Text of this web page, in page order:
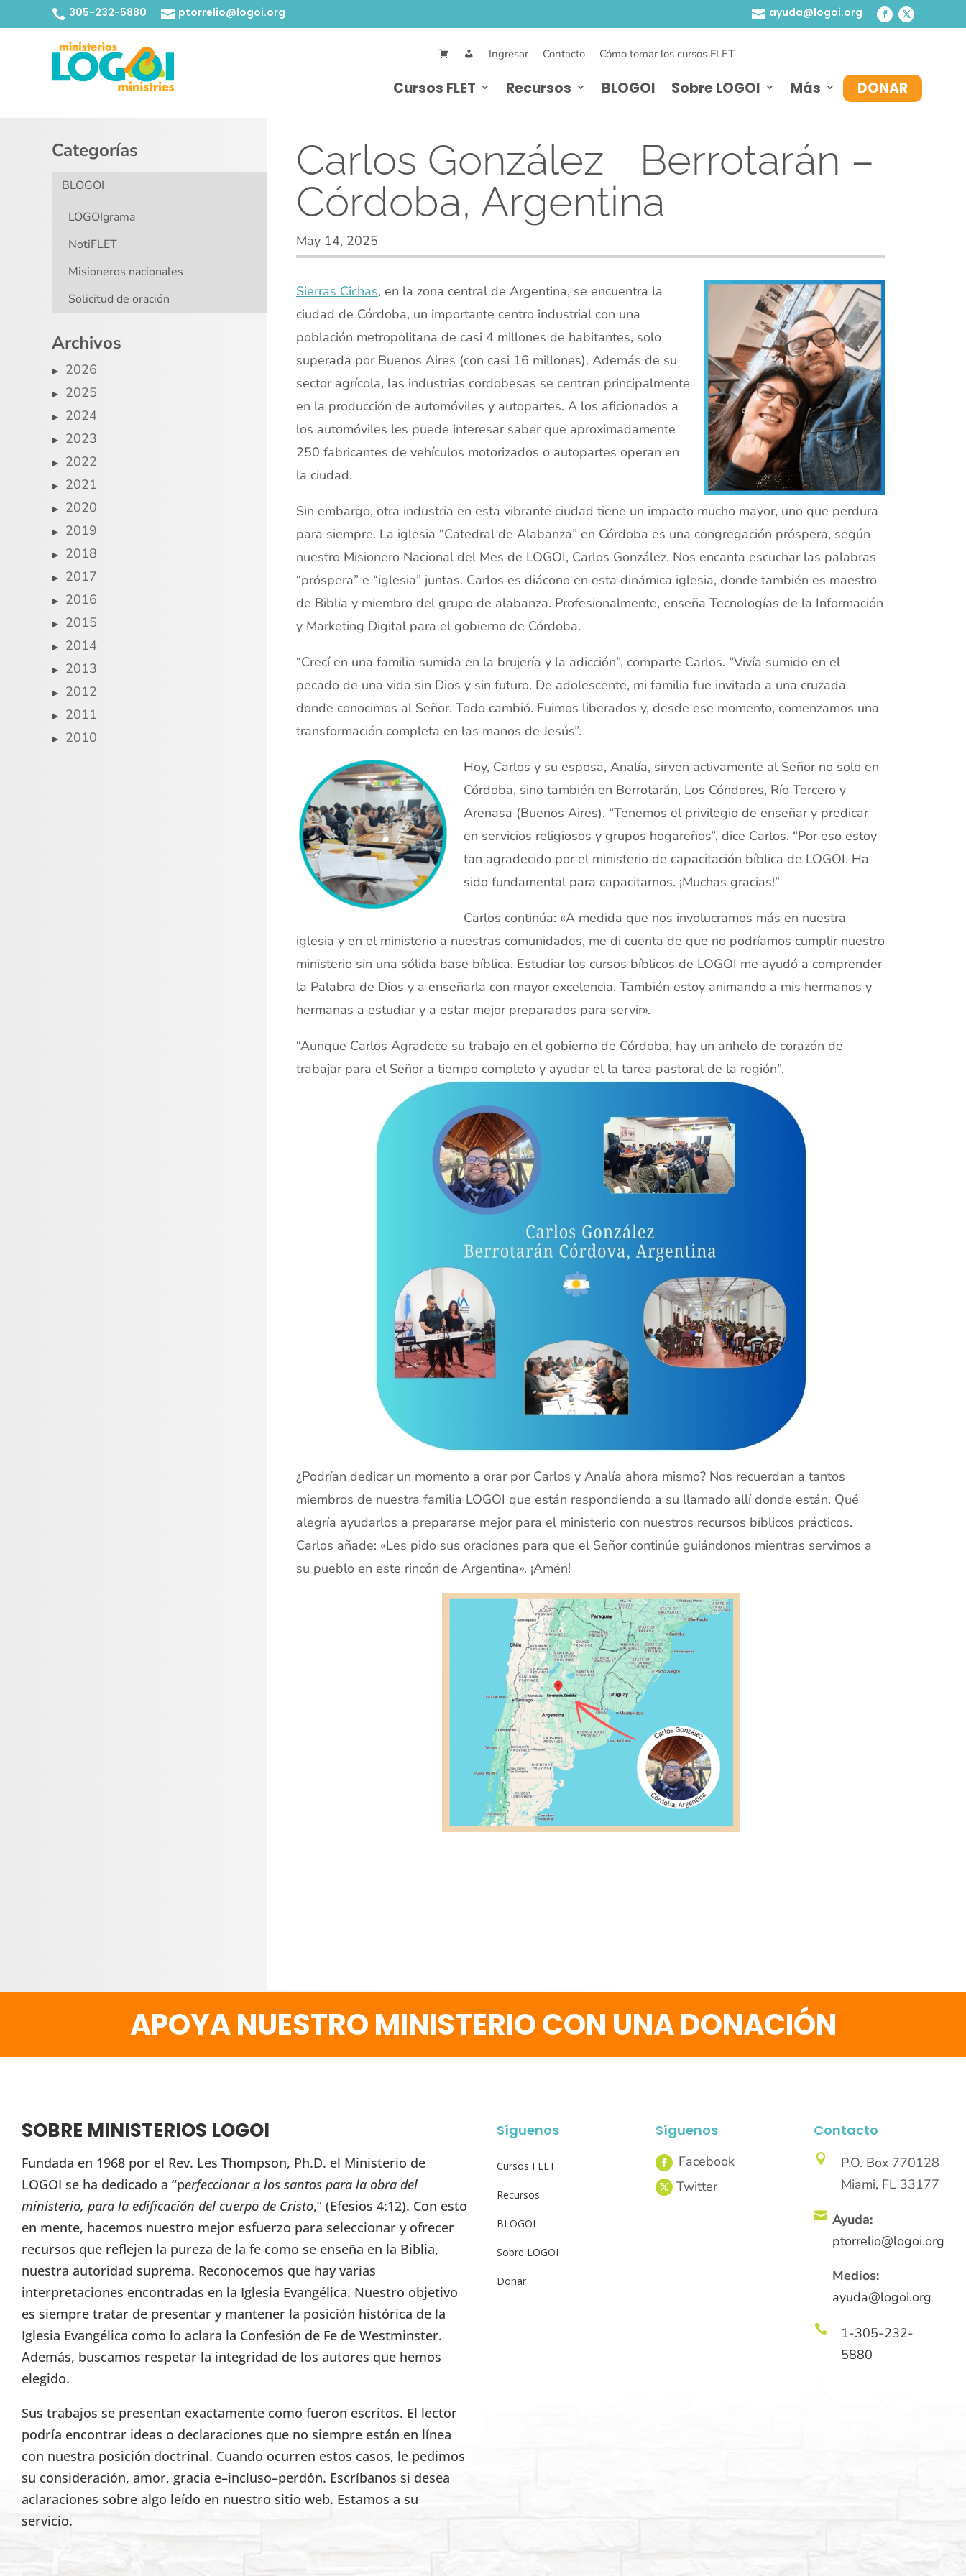
 305-232-5880  ptorrelio@logoi.org  ayuda@logoi.org
Ingresar Contacto Cómo tomar los cursos FLET
Cursos FLET Recursos BLOGOI Sobre LOGOI Más DONAR
Categorías
BLOGOI
LOGOIgrama
NotiFLET
Misioneros nacionales
Solicitud de oración
Archivos
2026
2025
2024
2023
2022
2021
2020
2019
2018
2017
2016
2015
2014
2013
2012
2011
2010
Carlos González Berrotarán –
Córdoba, Argentina
May 14, 2025
Sierras Cichas, en la zona central de Argentina, se encuentra la
ciudad de Córdoba, un importante centro industrial con una
población metropolitana de casi 4 millones de habitantes, solo
superada por Buenos Aires (con casi 16 millones). Además de su
sector agrícola, las industrias cordobesas se centran principalmente
en la producción de automóviles y autopartes. A los aficionados a
los automóviles les puede interesar saber que aproximadamente
250 fabricantes de vehículos motorizados o autopartes operan en
la ciudad.
Sin embargo, otra industria en esta vibrante ciudad tiene un impacto mucho mayor, uno que perdura
para siempre. La iglesia “Catedral de Alabanza” en Córdoba es una congregación próspera, según
nuestro Misionero Nacional del Mes de LOGOI, Carlos González. Nos encanta escuchar las palabras
“próspera” e “iglesia” juntas. Carlos es diácono en esta dinámica iglesia, donde también es maestro
de Biblia y miembro del grupo de alabanza. Profesionalmente, enseña Tecnologías de la Información
y Marketing Digital para el gobierno de Córdoba.
“Crecí en una familia sumida en la brujería y la adicción”, comparte Carlos. “Vivía sumido en el
pecado de una vida sin Dios y sin futuro. De adolescente, mi familia fue invitada a una cruzada
donde conocimos al Señor. Todo cambió. Fuimos liberados y, desde ese momento, comenzamos una
transformación completa en las manos de Jesús”.
Hoy, Carlos y su esposa, Analía, sirven activamente al Señor no solo en
Córdoba, sino también en Berrotarán, Los Cóndores, Río Tercero y
Arenasa (Buenos Aires). “Tenemos el privilegio de enseñar y predicar
en servicios religiosos y grupos hogareños”, dice Carlos. “Por eso estoy
tan agradecido por el ministerio de capacitación bíblica de LOGOI. Ha
sido fundamental para capacitarnos. ¡Muchas gracias!”
Carlos continúa: «A medida que nos involucramos más en nuestra
iglesia y en el ministerio a nuestras comunidades, me di cuenta de que no podríamos cumplir nuestro
ministerio sin una sólida base bíblica. Estudiar los cursos bíblicos de LOGOI me ayudó a comprender
la Palabra de Dios y a enseñarla con mayor excelencia. También estoy animando a mis hermanos y
hermanas a estudiar y a estar mejor preparados para servir».
“Aunque Carlos Agradece su trabajo en el gobierno de Córdoba, hay un anhelo de corazón de
trabajar para el Señor a tiempo completo y ayudar el la tarea pastoral de la región”.
¿Podrían dedicar un momento a orar por Carlos y Analía ahora mismo? Nos recuerdan a tantos
miembros de nuestra familia LOGOI que están respondiendo a su llamado allí donde están. Qué
alegría ayudarlos a prepararse mejor para el ministerio con nuestros recursos bíblicos prácticos.
Carlos añade: «Les pido sus oraciones para que el Señor continúe guiándonos mientras servimos a
su pueblo en este rincón de Argentina». ¡Amén!
APOYA NUESTRO MINISTERIO CON UNA DONACIÓN
SOBRE MINISTERIOS LOGOI
Fundada en 1968 por el Rev. Les Thompson, Ph.D. el Ministerio de
LOGOI se ha dedicado a “perfeccionar a los santos para la obra del
ministerio, para la edificación del cuerpo de Cristo,” (Efesios 4:12). Con esto
en mente, hacemos nuestro mejor esfuerzo para seleccionar y ofrecer
recursos que reflejen la pureza de la fe como se enseña en la Biblia,
nuestra autoridad suprema. Reconocemos que hay varias
interpretaciones encontradas en la Iglesia Evangélica. Nuestro objetivo
es siempre tratar de presentar y mantener la posición histórica de la
Iglesia Evangélica como lo aclara la Confesión de Fe de Westminster.
Además, buscamos respetar la integridad de los autores que hemos
elegido.
Sus trabajos se presentan exactamente como fueron escritos. El lector
podría encontrar ideas o declaraciones que no siempre están en línea
con nuestra posición doctrinal. Cuando ocurren estos casos, le pedimos
su consideración, amor, gracia e–incluso–perdón. Escríbanos si desea
aclaraciones sobre algo leído en nuestro sitio web. Estamos a su
servicio.
Síguenos
Cursos FLET
Recursos
BLOGOI
Sobre LOGOI
Donar
Síguenos Contacto

P.O. Box 770128
Miami, FL 33177
 Ayuda:
ptorrelio@logoi.org
Medios:
ayuda@logoi.org

1-305-232-
5880